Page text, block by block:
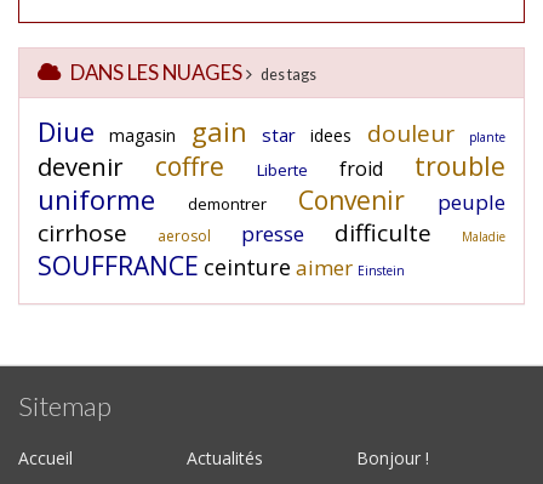
DANS LES NUAGES des tags
Diue magasin gain star idees douleur plante
devenir coffre Liberte froid trouble
uniforme demontrer Convenir peuple
cirrhose aerosol presse difficulte Maladie
SOUFFRANCE ceinture aimer Einstein
Sitemap
Accueil Actualités
Bonjour !